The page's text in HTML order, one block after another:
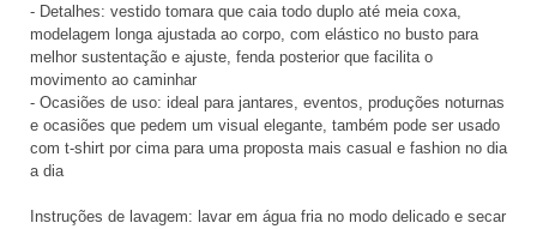
- Detalhes: vestido tomara que caia todo duplo até meia coxa,
modelagem longa ajustada ao corpo, com elástico no busto para
melhor sustentação e ajuste, fenda posterior que facilita o
movimento ao caminhar
- Ocasiões de uso: ideal para jantares, eventos, produções noturnas
e ocasiões que pedem um visual elegante, também pode ser usado
com t-shirt por cima para uma proposta mais casual e fashion no dia
a dia
Instruções de lavagem: lavar em água fria no modo delicado e secar